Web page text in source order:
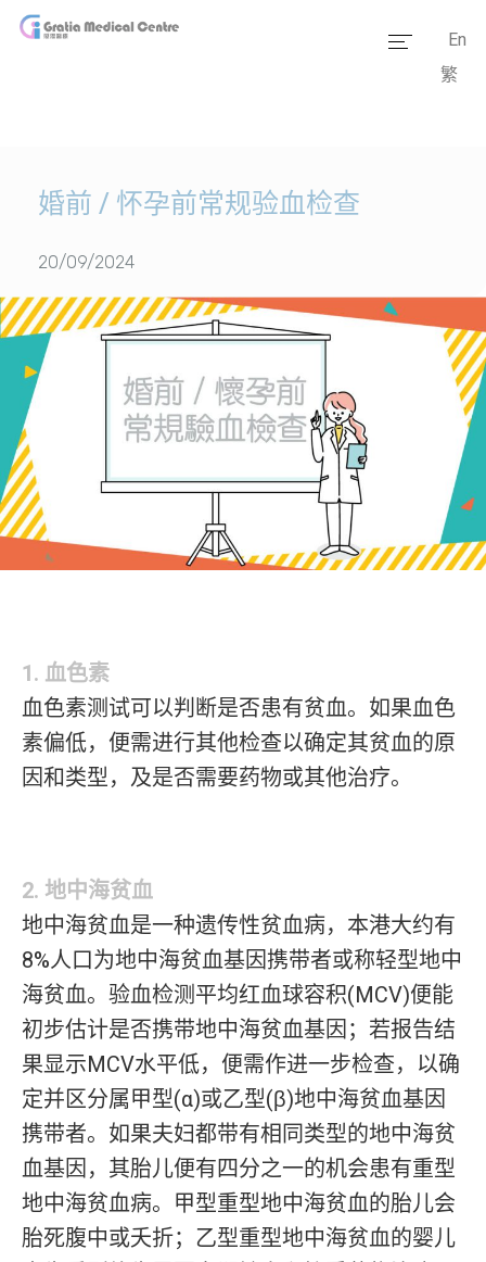
服务范畴
传媒报道
医疗设备
En
繁
婚前 / 怀孕前常规验血检查
20/09/2024
1. 血色素
血色素测试可以判断是否患有贫血。如果血色
素偏低，便需进行其他检查以确定其贫血的原
因和类型，及是否需要药物或其他治疗。
2. 地中海贫血
地中海贫血是一种遗传性贫血病，本港大约有
8%人口为地中海贫血基因携带者或称轻型地中
海贫血。验血检测平均红血球容积(MCV)便能
初步估计是否携带地中海贫血基因；若报告结
果显示MCV水平低，便需作进一步检查，以确
定并区分属甲型(α)或乙型(β)地中海贫血基因
携带者。如果夫妇都带有相同类型的地中海贫
血基因，其胎儿便有四分之一的机会患有重型
地中海贫血病。甲型重型地中海贫血的胎儿会
胎死腹中或夭折；乙型重型地中海贫血的婴儿